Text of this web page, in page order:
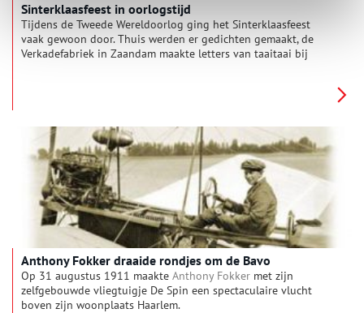
Sinterklaasfeest in oorlogstijd
Tijdens de Tweede Wereldoorlog ging het Sinterklaasfeest
vaak gewoon door. Thuis werden er gedichten gemaakt, de
Verkadefabriek in Zaandam maakte letters van taaitaai bij
Anthony Fokker draaide rondjes om de Bavo
Op 31 augustus 1911 maakte Anthony Fokker met zijn
zelfgebouwde vliegtuigje De Spin een spectaculaire vlucht
boven zijn woonplaats Haarlem.